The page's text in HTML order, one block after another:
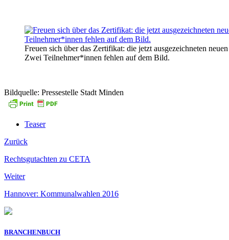
Freuen sich über das Zertifikat: die jetzt ausgezeichneten
Zwei Teilnehmer*innen fehlen auf dem Bild.
Bildquelle: Pressestelle Stadt Minden
Teaser
Zurück
Rechtsgutachten zu CETA
Weiter
Hannover: Kommunalwahlen 2016
BRANCHENBUCH